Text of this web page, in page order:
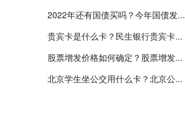
2022年还有国债买吗？今年国债发...
贵宾卡是什么卡？民生银行贵宾卡...
股票增发价格如何确定？股票增发...
北京学生坐公交用什么卡？北京公...